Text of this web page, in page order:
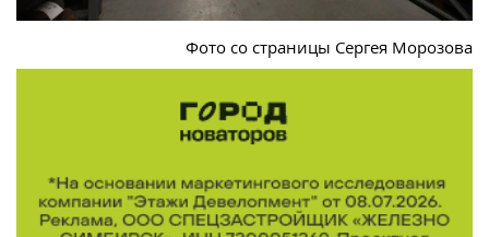
Фото со страницы Сергея Морозова